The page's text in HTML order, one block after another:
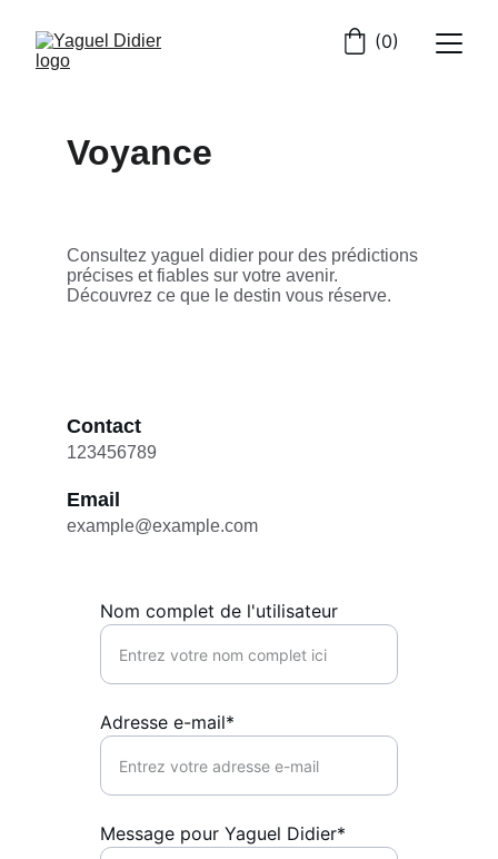
(0)
Voyance
Consultez yaguel didier pour des prédictions
précises et fiables sur votre avenir.
Découvrez ce que le destin vous réserve.
Contact
123456789
Email
example@example.com
Nom complet de l'utilisateur
Adresse e-mail*
Message pour Yaguel Didier*